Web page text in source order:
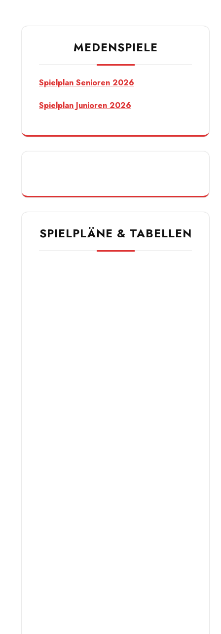
MEDENSPIELE
Spielplan Senioren 2026
Spielplan Junioren 2026
SPIELPLÄNE & TABELLEN